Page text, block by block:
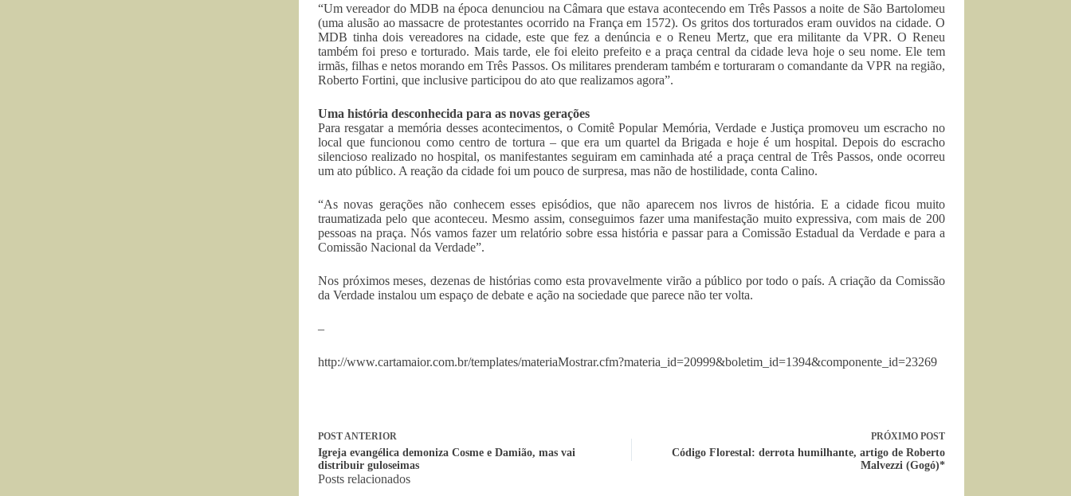
“Um vereador do MDB na época denunciou na Câmara que estava acontecendo em Três Passos a noite de São Bartolomeu
(uma alusão ao massacre de protestantes ocorrido na França em 1572). Os gritos dos torturados eram ouvidos na cidade. O
MDB tinha dois vereadores na cidade, este que fez a denúncia e o Reneu Mertz, que era militante da VPR. O Reneu
também foi preso e torturado. Mais tarde, ele foi eleito prefeito e a praça central da cidade leva hoje o seu nome. Ele tem
irmãs, filhas e netos morando em Três Passos. Os militares prenderam também e torturaram o comandante da VPR na região,
Roberto Fortini, que inclusive participou do ato que realizamos agora”.
Uma história desconhecida para as novas gerações
Para resgatar a memória desses acontecimentos, o Comitê Popular Memória, Verdade e Justiça promoveu um escracho no
local que funcionou como centro de tortura – que era um quartel da Brigada e hoje é um hospital. Depois do escracho
silencioso realizado no hospital, os manifestantes seguiram em caminhada até a praça central de Três Passos, onde ocorreu
um ato público. A reação da cidade foi um pouco de surpresa, mas não de hostilidade, conta Calino.
“As novas gerações não conhecem esses episódios, que não aparecem nos livros de história. E a cidade ficou muito
traumatizada pelo que aconteceu. Mesmo assim, conseguimos fazer uma manifestação muito expressiva, com mais de 200
pessoas na praça. Nós vamos fazer um relatório sobre essa história e passar para a Comissão Estadual da Verdade e para a
Comissão Nacional da Verdade”.
Nos próximos meses, dezenas de histórias como esta provavelmente virão a público por todo o país. A criação da Comissão
da Verdade instalou um espaço de debate e ação na sociedade que parece não ter volta.
–
http://www.cartamaior.com.br/templates/materiaMostrar.cfm?materia_id=20999&boletim_id=1394&componente_id=23269
POSTANTERIOR
Igreja evangélica demoniza Cosme e Damião, mas vai
distribuir guloseimas
PRÓXIMO POST
Código Florestal: derrota humilhante, artigo de Roberto
Malvezzi (Gogó)*
Posts relacionados